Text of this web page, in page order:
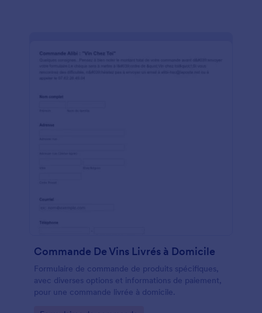
déjà un expert en personnalisation de t-shirts, alors
glisser-déposer avec le Generateur de Formulaire
votre entreprise pour une touche professionnelle.
une feuille de calcul détaillée, et plus encore. En
avec ce formulaire de commande de sérigraphie
plus large, accélérer votre processus de commande
et accepter les paiements directement via votre Site
Web.
Commande De Vins Livrés à Domicile
Formulaire de commande de produits spécifiques,
avec diverses options et informations de paiement,
pour une commande livrée à domicile.